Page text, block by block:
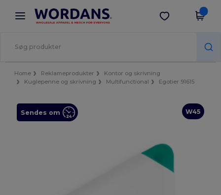
× Wordans-app
Bedre priser i appen!
Hent app
Home Reklameprodukter
Kontor og skrivning
Kuglepenne og skrivning
Multifunctional Egotier 91615
W45
Sendes om